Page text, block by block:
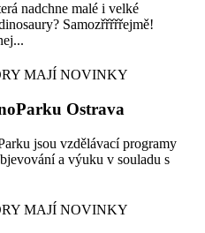
nadchne malé i velké
Samozřřřřřejmě!
MAJÍ NOVINKY
Ostrava
jsou vzdělávací programy
a výuku v souladu s
MAJÍ NOVINKY